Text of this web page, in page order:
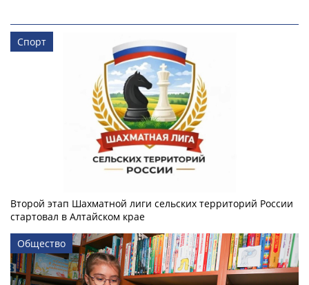
Спорт
Второй этап Шахматной лиги сельских территорий России
стартовал в Алтайском крае
Общество